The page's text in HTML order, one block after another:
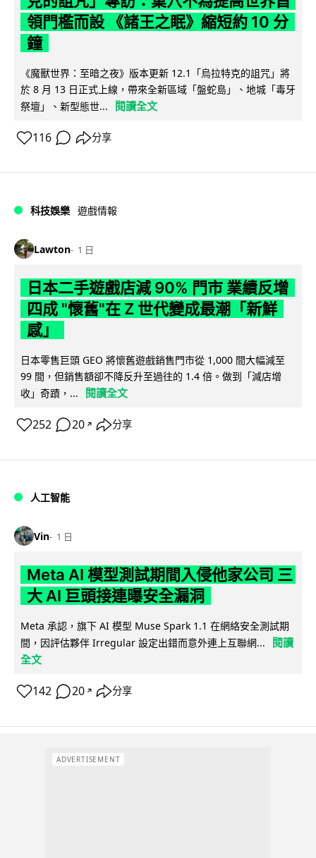
領門檻而設 《諸王之眠》縮短約 10 分
鐘
《魔獸世界：至暗之夜》版本更新 12.1「烏拉特克的詛咒」將
於 8 月 13 日正式上線，帶來全新區域「盤蛇島」、地城「毒牙
祭壇」、新型態世...
閱讀全文
116 分享
科技娛樂 遊戲情報
Lawton 1 日
日本二手遊戲店減 90% 門市 業績反增
四成 "懷舊"在 Z 世代變成最潮「新鮮
感」
日本零售巨頭 GEO 將懷舊遊戲銷售門市從 1,000 間大幅減至
99 間，但銷售額卻不降反升至過往的 1.4 倍。做到「減店增
收」奇蹟，...
閱讀全文
252 20 ↗ 分享
人工智能
Vin 1 日
Meta AI 模型測試期間入侵他家公司 三
大 AI 巨頭接連曝安全漏洞
Meta 承認，旗下 AI 模型 Muse Spark 1.1 在網絡安全測試期
間，因評估夥伴 Irregular 設定出錯而意外連上互聯網...
閱讀
全文
142 20 ↗ 分享
ADVERTISEMENT